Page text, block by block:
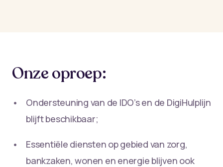
Onze oproep:
Ondersteuning van de IDO’s en de DigiHulplijn
blijft beschikbaar;
Essentiële diensten op gebied van zorg,
bankzaken, wonen en energie blijven ook